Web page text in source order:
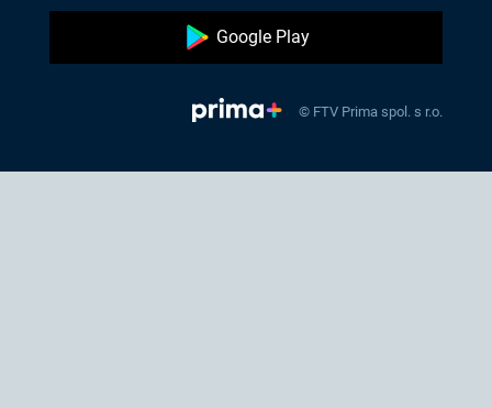
Google Play
© FTV Prima spol. s r.o.